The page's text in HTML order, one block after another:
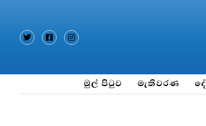
මුල් පිටුව මැතිවරණ